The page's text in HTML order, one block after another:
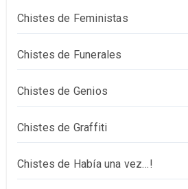
Chistes de Feministas
Chistes de Funerales
Chistes de Genios
Chistes de Graffiti
Chistes de Había una vez…!